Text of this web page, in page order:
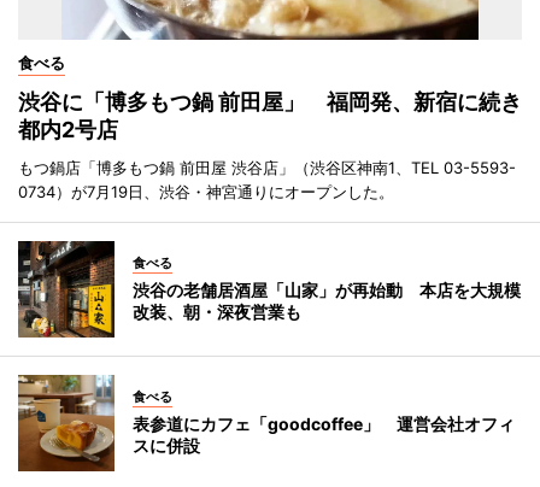
食べる
渋谷に「博多もつ鍋 前田屋」 福岡発、新宿に続き
都内2号店
もつ鍋店「博多もつ鍋 前田屋 渋谷店」（渋谷区神南1、TEL 03-5593-
0734）が7月19日、渋谷・神宮通りにオープンした。
食べる
渋谷の老舗居酒屋「山家」が再始動 本店を大規模
改装、朝・深夜営業も
食べる
表参道にカフェ「goodcoffee」 運営会社オフィ
スに併設